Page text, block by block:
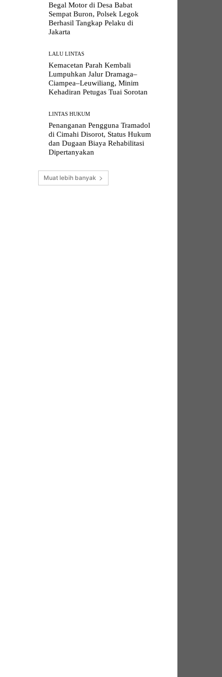
Begal Motor di Desa Babat
Sempat Buron, Polsek Legok
Berhasil Tangkap Pelaku di
Jakarta
LALU LINTAS
Kemacetan Parah Kembali
Lumpuhkan Jalur Dramaga–
Ciampea–Leuwiliang, Minim
Kehadiran Petugas Tuai Sorotan
LINTAS HUKUM
Penanganan Pengguna Tramadol
di Cimahi Disorot, Status Hukum
dan Dugaan Biaya Rehabilitasi
Dipertanyakan
Muat lebih banyak